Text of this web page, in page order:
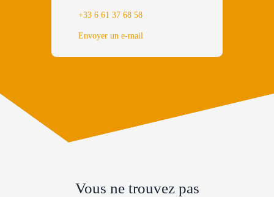
+33 6 61 37 68 58
Envoyer un e-mail
Vous ne trouvez pas